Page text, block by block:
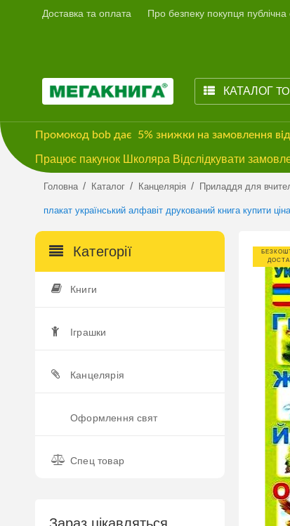
Доставка та оплата Про безпеку покупця
КАТАЛОГ
Промокод bob дає 5% знижки на замовлення
Працює пакунок Школяра Відслідкувати
Головна / Каталог / Канцелярія / Приладдя для
плакат український алфавіт друкований книга купити
Категорії
Книги
Іграшки
Канцелярія
Оформлення свят
Спец товар